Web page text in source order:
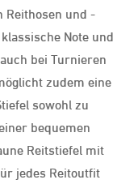
Reithosen und -
Note und
bei Turnieren
zudem eine
sowohl zu
bequemen
Reitstiefel mit
jedes Reitoutfit